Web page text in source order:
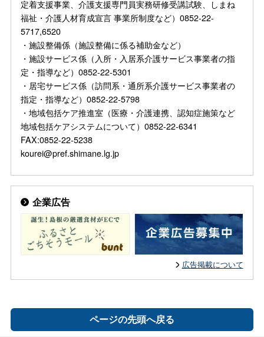
定着支援事業、介護支援専門員実務研修受講試験、しまね
福祉・介護人材育成宣言 事業所制度など）0852-22-
5717,6520
・施設整備係（施設整備に係る補助金など）
・施設サービス係（入所・入居系介護サービス事業者の指
定・指導など）0852-22-5301
・居宅サービス係（訪問系・通所系介護サービス事業者の
指定・指導など）0852-22-5798
・地域包括ケア推進室（医療・介護連携、認知症施策など
地域包括ケアシステムについて）0852-22-6341
FAX:0852-22-5238
kourei@pref.shimane.lg.jp
企業広告
広告掲載について
ページの先頭へ戻る